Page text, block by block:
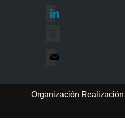
Organización Realización